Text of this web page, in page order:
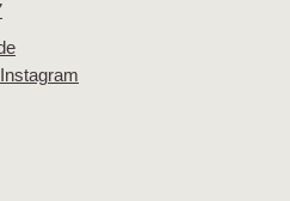
Instagram